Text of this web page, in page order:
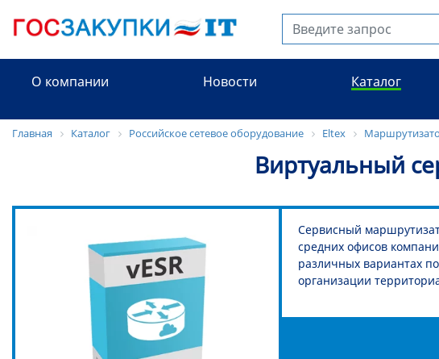
О компании Новости Каталог
Главная Каталог Российское сетевое оборудование Eltex
Виртуальный
Сервисный
средних офисов
различных вариантах
организации